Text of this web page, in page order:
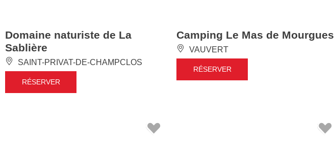
Domaine naturiste de La
Sablière
SAINT-PRIVAT-DE-CHAMPCLOS
RÉSERVER
Camping Le Mas de Mourgues
VAUVERT
RÉSERVER